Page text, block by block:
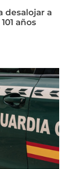
desalojar a
años